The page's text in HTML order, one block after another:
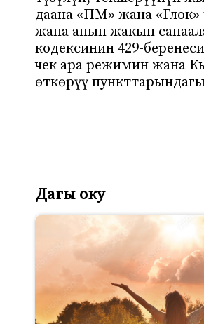
даана «ПМ» жана
жана анын жакын
кодексинин 429-
чек ара режимин жана
өткөрүү
Дагы оку